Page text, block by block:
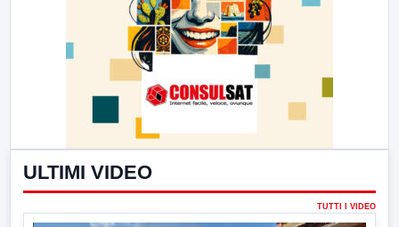
ULTIMI VIDEO
TUTTI I VIDEO